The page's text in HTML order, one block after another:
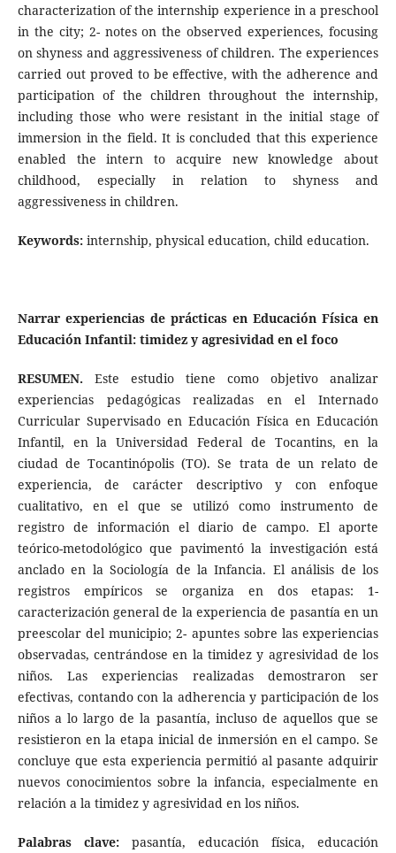
characterization of the internship experience in a preschool
in the city; 2- notes on the observed experiences, focusing
on shyness and aggressiveness of children. The experiences
carried out proved to be effective, with the adherence and
participation of the children throughout the internship,
including those who were resistant in the initial stage of
immersion in the field. It is concluded that this experience
enabled the intern to acquire new knowledge about
childhood, especially in relation to shyness and
aggressiveness in children.
Keywords: internship, physical education, child education.
Narrar experiencias de prácticas en Educación Física en
Educación Infantil: timidez y agresividad en el foco
RESUMEN. Este estudio tiene como objetivo analizar
experiencias pedagógicas realizadas en el Internado
Curricular Supervisado en Educación Física en Educación
Infantil, en la Universidad Federal de Tocantins, en la
ciudad de Tocantinópolis (TO). Se trata de un relato de
experiencia, de carácter descriptivo y con enfoque
cualitativo, en el que se utilizó como instrumento de
registro de información el diario de campo. El aporte
teórico-metodológico que pavimentó la investigación está
anclado en la Sociología de la Infancia. El análisis de los
registros empíricos se organiza en dos etapas: 1-
caracterización general de la experiencia de pasantía en un
preescolar del municipio; 2- apuntes sobre las experiencias
observadas, centrándose en la timidez y agresividad de los
niños. Las experiencias realizadas demostraron ser
efectivas, contando con la adherencia y participación de los
niños a lo largo de la pasantía, incluso de aquellos que se
resistieron en la etapa inicial de inmersión en el campo. Se
concluye que esta experiencia permitió al pasante adquirir
nuevos conocimientos sobre la infancia, especialmente en
relación a la timidez y agresividad en los niños.
Palabras clave: pasantía, educación física, educación